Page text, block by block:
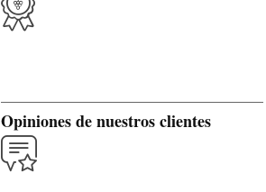
Opiniones de nuestros clientes